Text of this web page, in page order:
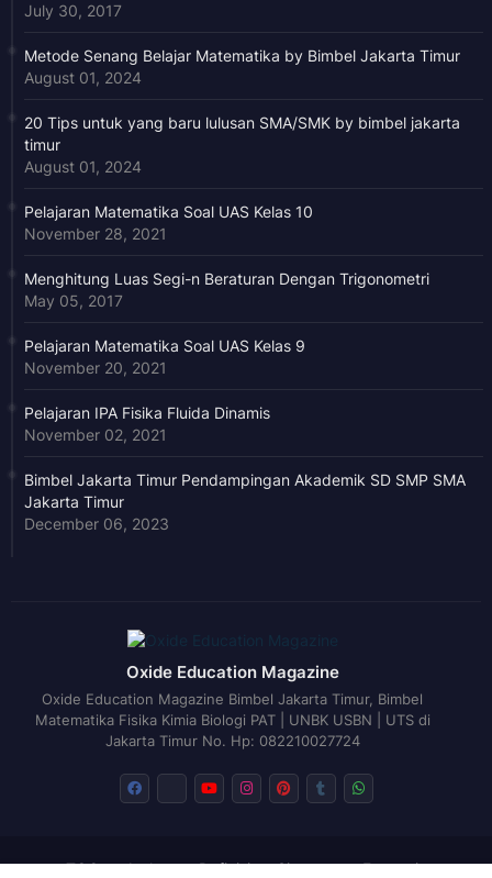
July 30, 2017
Metode Senang Belajar Matematika by Bimbel Jakarta Timur
August 01, 2024
20 Tips untuk yang baru lulusan SMA/SMK by bimbel jakarta
timur
August 01, 2024
Pelajaran Matematika Soal UAS Kelas 10
November 28, 2021
Menghitung Luas Segi-n Beraturan Dengan Trigonometri
May 05, 2017
Pelajaran Matematika Soal UAS Kelas 9
November 20, 2021
Pelajaran IPA Fisika Fluida Dinamis
November 02, 2021
Bimbel Jakarta Timur Pendampingan Akademik SD SMP SMA
Jakarta Timur
December 06, 2023
Oxide Education Magazine
Oxide Education Magazine Bimbel Jakarta Timur, Bimbel
Matematika Fisika Kimia Biologi PAT | UNBK USBN | UTS di
Jakarta Timur No. Hp: 082210027724
TOC Author Definisi Sitemap Exegesis